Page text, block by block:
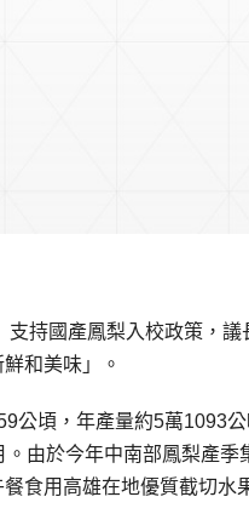
支持國產鳳梨入校政策，
和美味」。
公頃，年產量約5萬1093
由於今年中南部鳳梨產
食用高雄在地優質截切水